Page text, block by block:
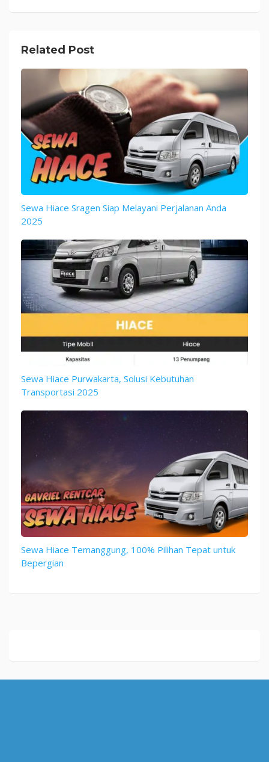
Related Post
Sewa Hiace Sragen Siap Melayani Perjalanan Anda
2025
Sewa Hiace Purwakarta, Solusi Kebutuhan
Transportasi 2025
Sewa Hiace Temanggung, 100% Pilihan Tepat untuk
Bepergian